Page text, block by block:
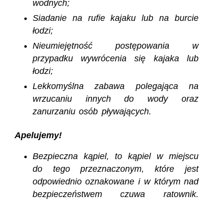
wodnych;
Siadanie na rufie kajaku lub na burcie
łodzi;
Nieumiejętność postępowania w
przypadku wywrócenia się kajaka lub
łodzi;
Lekkomyślna zabawa polegająca na
wrzucaniu innych do wody oraz
zanurzaniu osób pływających.
Apelujemy!
Bezpieczna kąpiel, to kąpiel w miejscu
do tego przeznaczonym, które jest
odpowiednio oznakowane i w którym nad
bezpieczeństwem czuwa ratownik.